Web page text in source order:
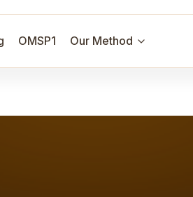
OMSP1 Our Method